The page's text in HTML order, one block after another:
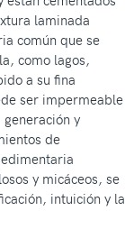
laminada
común que se
como lagos,
a su fina
ser impermeable
y
de
y micáceos, se
intuición y la